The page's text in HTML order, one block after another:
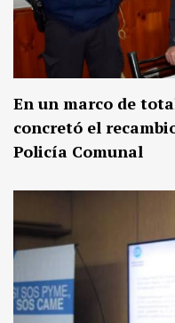
En un marco de
concretó el
Policía Comunal